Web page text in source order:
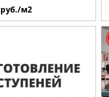
руб./м2